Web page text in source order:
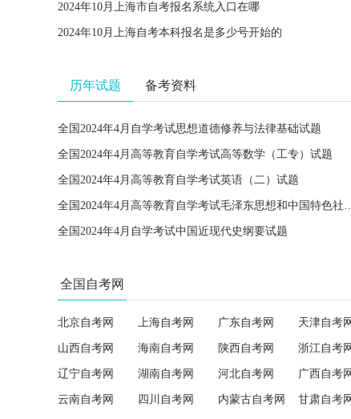
2024年10月上海市自考报名系统入口在哪
2024年10月上海自考本科报名是多少号开始的
历年试题 备考资料
全国2024年4月自学考试思想道德修养与法律基础试题
全国2024年4月高等教育自学考试高等数学（工专）试题
全国2024年4月高等教育自学考试英语（二）试题
全国2024年4月高等教育自学考试毛泽东
全国2024年4月自学考试中国近现代史纲要试题
全国自考网
北京自考网 上海自考网 广东自考网 天津自考网
山西自考网 海南自考网 陕西自考网 浙江自考网
辽宁自考网 湖南自考网 河北自考网 广西自考网
云南自考网 四川自考网 内蒙古自考网 甘肃自考网